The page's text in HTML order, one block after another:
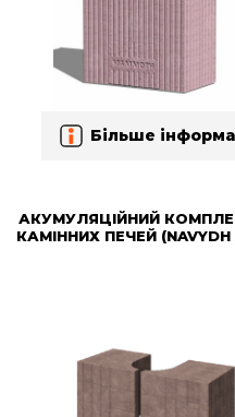
Більше
АКУМУЛЯЦІЙНИЙ
КАМІННИХ ПЕЧЕЙ (NAVYDH